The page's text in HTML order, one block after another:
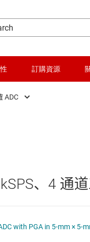
訂購資源
邏輯和電壓轉換
電池管理 IC
ADC
、4 通
ADS1257 30-kSPS, 4-